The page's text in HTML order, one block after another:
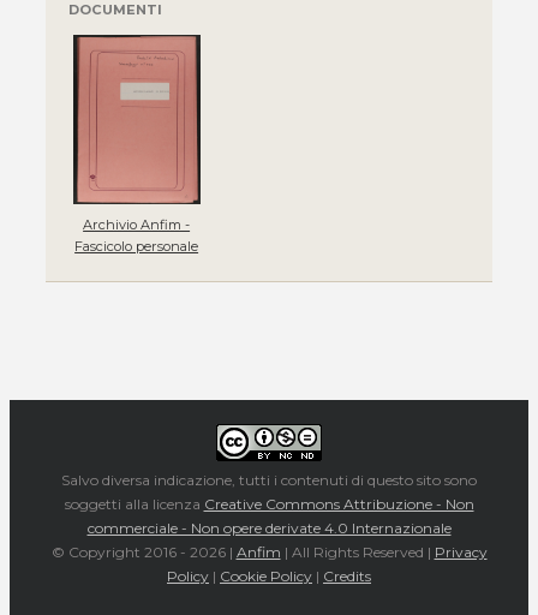
DOCUMENTI
Archivio Anfim -
Fascicolo personale
Salvo diversa indicazione, tutti i contenuti di questo sito sono
soggetti alla licenza Creative Commons Attribuzione - Non
commerciale - Non opere derivate 4.0 Internazionale
© Copyright 2016 - 2026 | Anfim | All Rights Reserved | Privacy
Policy | Cookie Policy | Credits